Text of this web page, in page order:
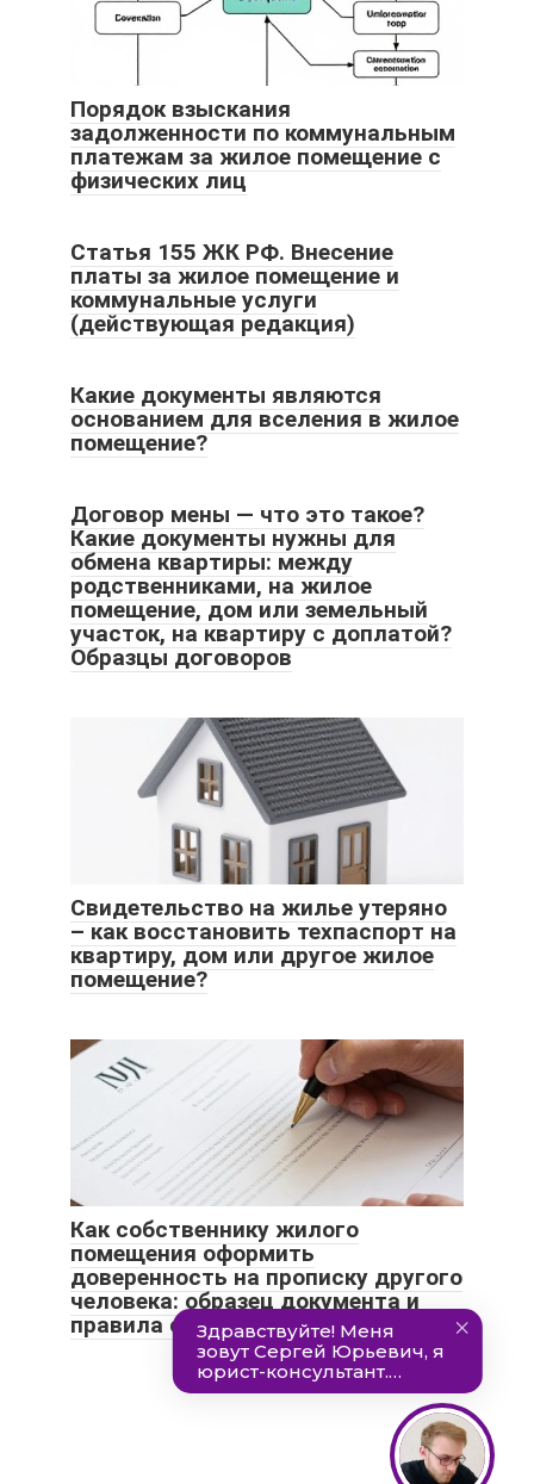
Порядок взыскания
задолженности по коммунальным
платежам за жилое помещение с
физических лиц
Статья 155 ЖК РФ. Внесение
платы за жилое помещение и
коммунальные услуги
(действующая редакция)
Какие документы являются
основанием для вселения в жилое
помещение?
Договор мены — что это такое?
Какие документы нужны для
обмена квартиры: между
родственниками, на жилое
помещение, дом или земельный
участок, на квартиру с доплатой?
Образцы договоров
Свидетельство на жилье утеряно
– как восстановить техпаспорт на
квартиру, дом или другое жилое
помещение?
Как собственнику жилого
помещения оформить
доверенность на прописку другого
человека: образец документа и
правила составления